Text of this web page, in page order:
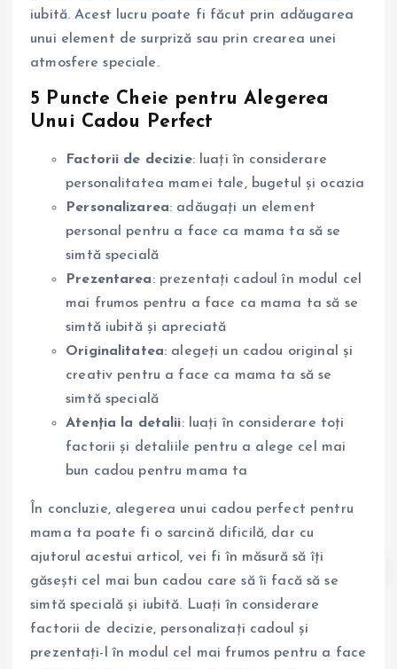
iubită. Acest lucru poate fi făcut prin adăugarea
unui element de surpriză sau prin crearea unei
atmosfere speciale.
5 Puncte Cheie pentru Alegerea
Unui Cadou Perfect
Factorii de decizie: luați în considerare
personalitatea mamei tale, bugetul și ocazia
Personalizarea: adăugați un element
personal pentru a face ca mama ta să se
simtă specială
Prezentarea: prezentați cadoul în modul cel
mai frumos pentru a face ca mama ta să se
simtă iubită și apreciată
Originalitatea: alegeți un cadou original și
creativ pentru a face ca mama ta să se
simtă specială
Atenția la detalii: luați în considerare toți
factorii și detaliile pentru a alege cel mai
bun cadou pentru mama ta
În concluzie, alegerea unui cadou perfect pentru
mama ta poate fi o sarcină dificilă, dar cu
ajutorul acestui articol, vei fi în măsură să îți
găsești cel mai bun cadou care să îi facă să se
simtă specială și iubită. Luați în considerare
factorii de decizie, personalizați cadoul și
prezentați-l în modul cel mai frumos pentru a face